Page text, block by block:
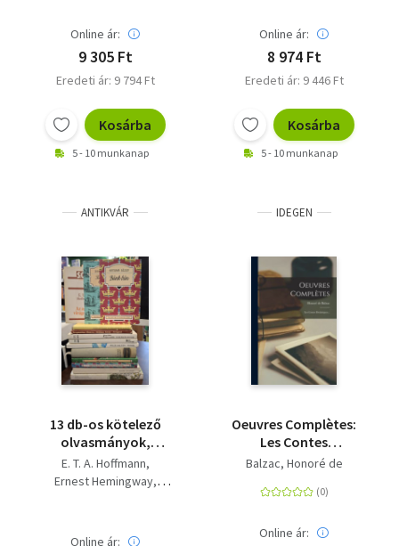
Online ár:
9 305 Ft
Eredeti ár: 9 794 Ft
Kosárba
5 - 10 munkanap
Online ár:
8 974 Ft
Eredeti ár: 9 446 Ft
Kosárba
5 - 10 munkanap
ANTIKVÁR
13 db-os kötelező
olvasmányok,
KÖNYVMENTŐ
AJÁNLAT: Az arany
E. T. A. Hoffmann
Ernest Hemingway
Móricz Zsigmond
Moliére
Online ár:
IDEGEN
Oeuvres Complètes:
Les Contes
Drolatiques...
Balzac, Honoré de
Online ár: